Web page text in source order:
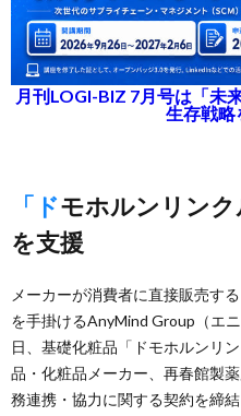
月刊LOGI-BIZ 7月号は「未
生存戦略
「ドモホルンリンクル」の海外展開加速
を支援
メーカーが消費者に直接販売す
を手掛けるAnyMind Group（エ
日、基礎化粧品「ドモホルンリ
品・化粧品メーカー、再春館製
務連携・協力に関する契約を締結